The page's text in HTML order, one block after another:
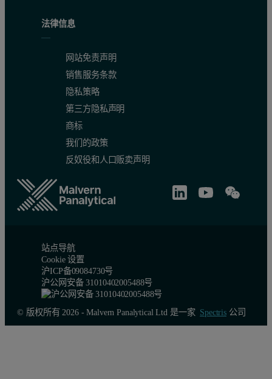
法律信息
网站免责声明
销售服务条款
隐私策略
第三方隐私声明
商标
我们的政策
反奴役和人口贩卖声明
站点导航
Cookie 设置
沪ICP备09084730号
沪公网安备 31010402005488号
© 版权所有 2026 - Malvern Panalytical Ltd 是一家 Spectris公司